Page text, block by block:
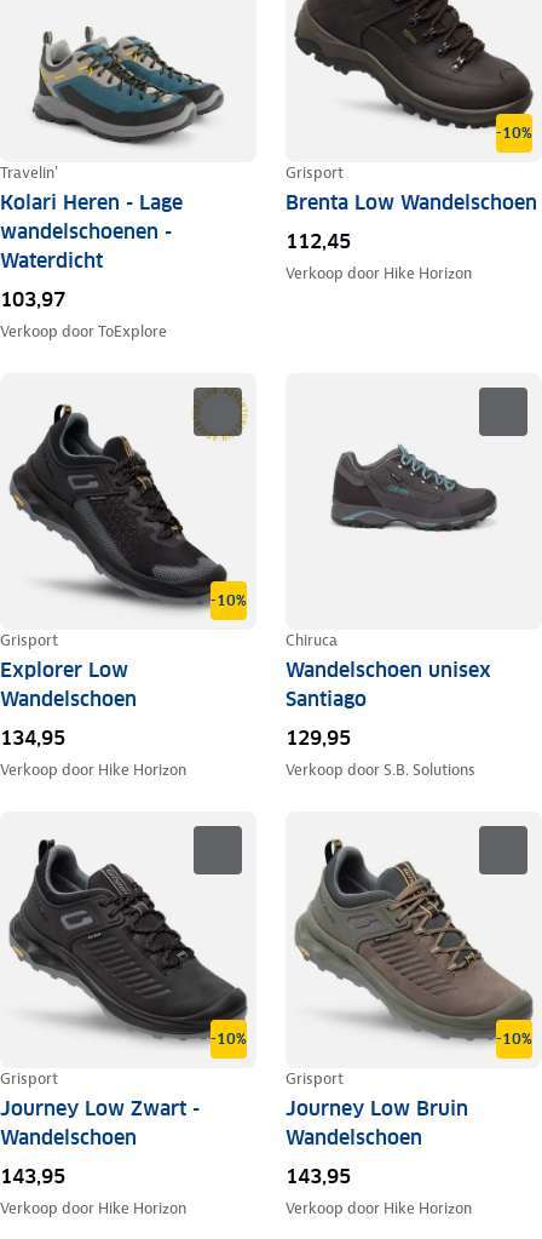
Travelin'
Kolari Heren - Lage
wandelschoenen -
Waterdicht
103,97
Verkoop doorToExplore
-10%
Grisport
Brenta Low Wandelschoen
112,45
Verkoop door Hike Horizon
-10%
Grisport
Explorer Low
Wandelschoen
134,95
Verkoop door Hike Horizon
Chiruca
Wandelschoen unisex
Santiago
129,95
Verkoop doorS.B. Solutions
-10%
Grisport
Journey Low Zwart -
Wandelschoen
143,95
Verkoop door Hike Horizon
-10%
Grisport
Journey Low Bruin
Wandelschoen
143,95
Verkoop door Hike Horizon